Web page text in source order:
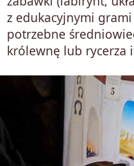
z edukacyjnymi
potrzebne
królewnę lub rycerza